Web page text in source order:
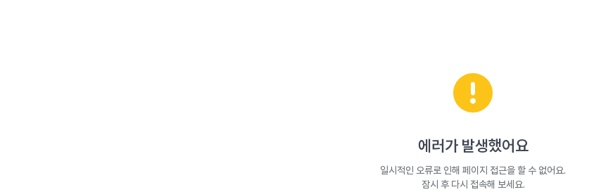
에러가 발생했어요
일시적인 오류로 인해 페이지 접근을 할 수 없어요.
잠시 후 다시 접속해 보세요.